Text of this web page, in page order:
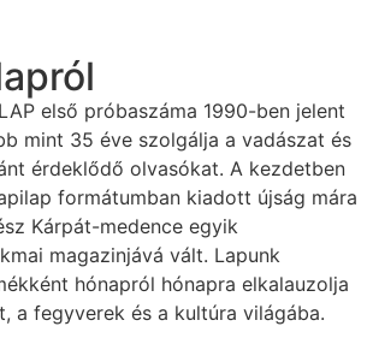
első próbaszáma 1990-ben jelent
mint 35 éve szolgálja a vadászat és
érdeklődő olvasókat. A kezdetben
formátumban kiadott újság mára
Kárpát-medence egyik
magazinjává vált. Lapunk
hónapról hónapra elkalauzolja
a fegyverek és a kultúra világába.